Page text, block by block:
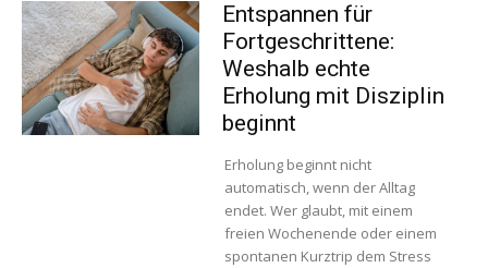
Entspannen für
Fortgeschrittene:
Weshalb echte
Erholung mit Disziplin
beginnt
Erholung beginnt nicht
automatisch, wenn der Alltag
endet. Wer glaubt, mit einem
freien Wochenende oder einem
spontanen Kurztrip dem Stress